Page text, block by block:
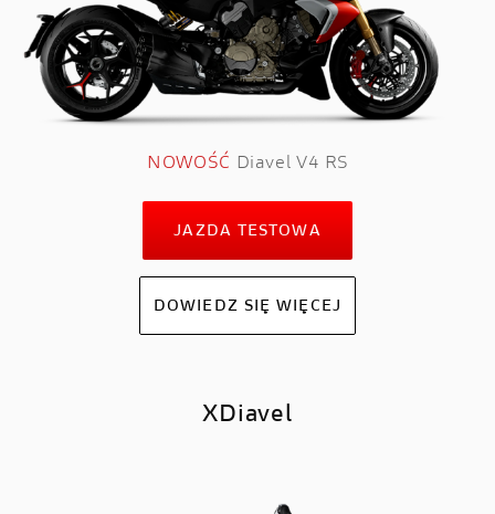
NOWOŚĆ Diavel V4 RS
JAZDA TESTOWA
DOWIEDZ SIĘ WIĘCEJ
XDiavel